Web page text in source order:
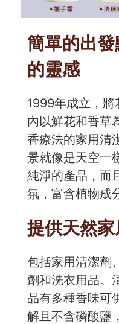
簡單的出
的靈感
1999年成立，
內以鮮花和香草
香療法的家用清
景就像是天空一
純淨的產品，而
氛，富含植物成
提供天然
包括家用清潔劑
劑和洗衣用品。
品有多種香味可
解且不含磷酸鹽